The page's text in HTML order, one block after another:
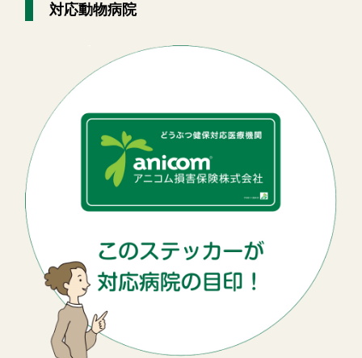
対応動物病院